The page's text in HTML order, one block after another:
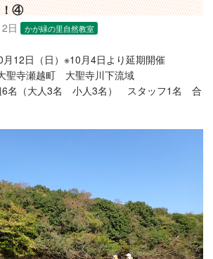
！④
日 かが緑の里自然教室
月12日（日）※10月4日より延期開催
聖寺瀬越町 大聖寺川下流域
6名（大人3名 小人3名） スタッフ1名 合